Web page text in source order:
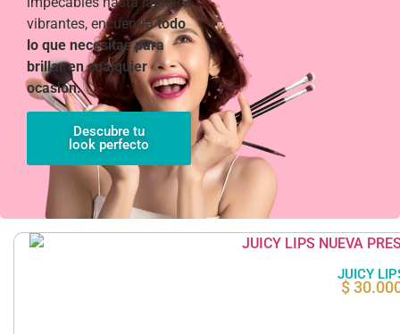
vibrantes, encuentratodo
lo que necesitas para
brillar en cualquier
ocasión.
Descubre tu
look perfecto
JUICY
$